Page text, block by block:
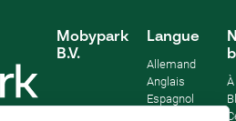
Mobypark
B.V.
Langue
Allemand
Anglais
Espagnol